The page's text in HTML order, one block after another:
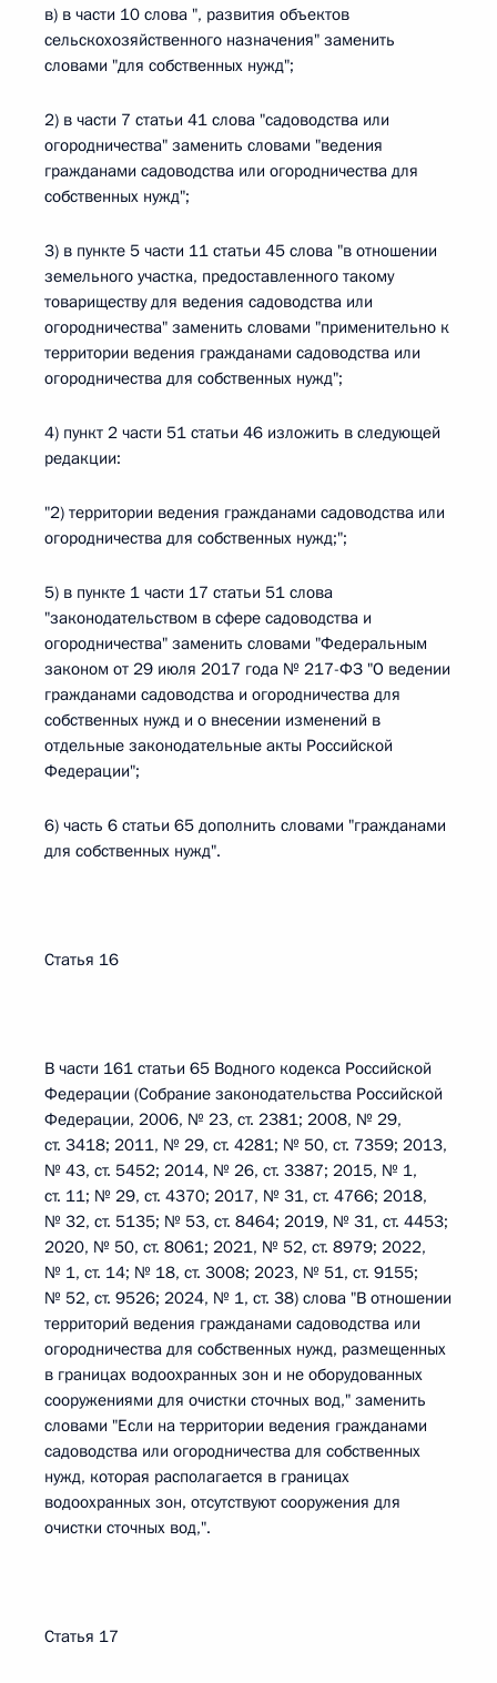
в) в части 10 слова ", развития объектов
сельскохозяйственного назначения" заменить
словами "для собственных нужд";
2) в части 7 статьи 41 слова "садоводства или
огородничества" заменить словами "ведения
гражданами садоводства или огородничества для
собственных нужд";
3) в пункте 5 части 11 статьи 45 слова "в отношении
земельного участка, предоставленного такому
товариществу для ведения садоводства или
огородничества" заменить словами "применительно к
территории ведения гражданами садоводства или
огородничества для собственных нужд";
4) пункт 2 части 51 статьи 46 изложить в следующей
редакции:
"2) территории ведения гражданами садоводства или
огородничества для собственных нужд;";
5) в пункте 1 части 17 статьи 51 слова
"законодательством в сфере садоводства и
огородничества" заменить словами "Федеральным
законом от 29 июля 2017 года № 217-ФЗ "О ведении
гражданами садоводства и огородничества для
собственных нужд и о внесении изменений в
отдельные законодательные акты Российской
Федерации";
6) часть 6 статьи 65 дополнить словами "гражданами
для собственных нужд".
Статья 16
В части 161 статьи 65 Водного кодекса Российской
Федерации (Собрание законодательства Российской
Федерации, 2006, № 23, ст. 2381; 2008, № 29,
ст. 3418; 2011, № 29, ст. 4281; № 50, ст. 7359; 2013,
№ 43, ст. 5452; 2014, № 26, ст. 3387; 2015, № 1,
ст. 11; № 29, ст. 4370; 2017, № 31, ст. 4766; 2018,
№ 32, ст. 5135; № 53, ст. 8464; 2019, № 31, ст. 4453;
2020, № 50, ст. 8061; 2021, № 52, ст. 8979; 2022,
№ 1, ст. 14; № 18, ст. 3008; 2023, № 51, ст. 9155;
№ 52, ст. 9526; 2024, № 1, ст. 38) слова "В отношении
территорий ведения гражданами садоводства или
огородничества для собственных нужд, размещенных
в границах водоохранных зон и не оборудованных
сооружениями для очистки сточных вод," заменить
словами "Если на территории ведения гражданами
садоводства или огородничества для собственных
нужд, которая располагается в границах
водоохранных зон, отсутствуют сооружения для
очистки сточных вод,".
Статья 17